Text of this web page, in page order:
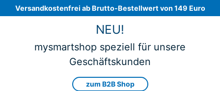
Direkt zum Inhalt
Versandkostenfrei ab Brutto-Bestellwert von 149 Euro
NEU!
mysmartshop speziell für unsere
Geschäftskunden
zum B2B Shop